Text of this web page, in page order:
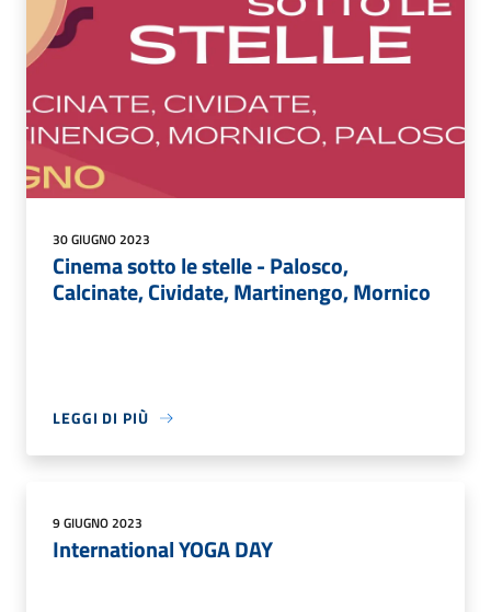
30 GIUGNO 2023
Cinema sotto le stelle - Palosco,
Calcinate, Cividate, Martinengo, Mornico
LEGGI DI PIÙ
9 GIUGNO 2023
International YOGA DAY